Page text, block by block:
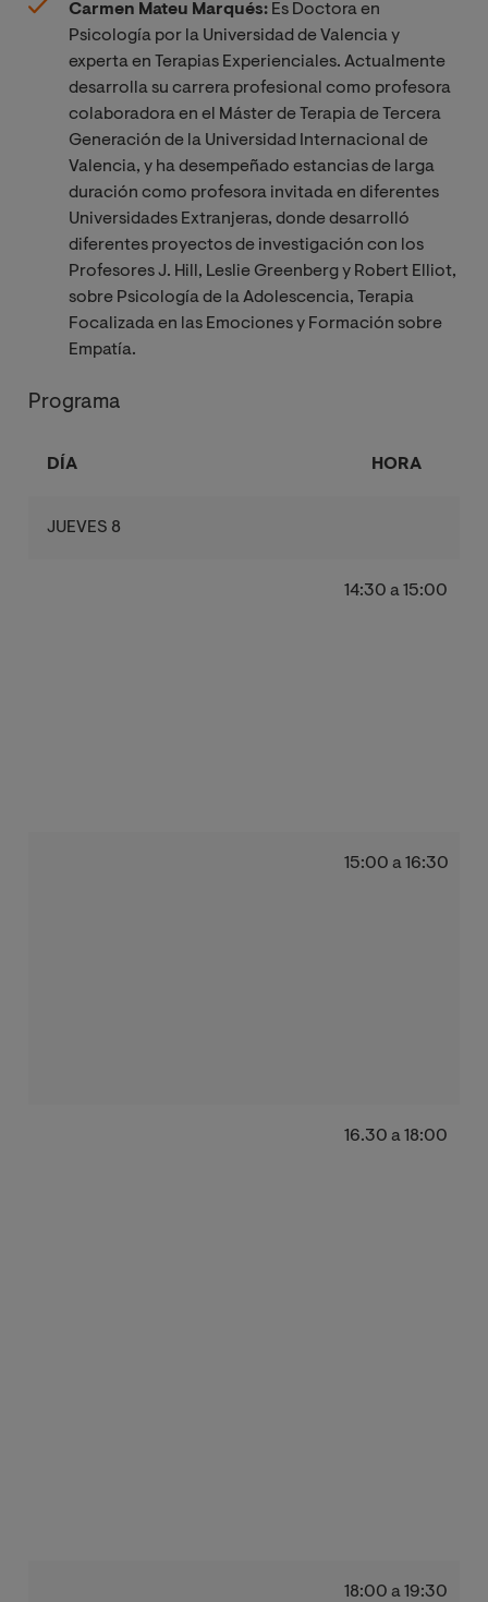
Carmen Mateu Marqués: Es Doctora en
Psicología por la Universidad de Valencia y
experta en Terapias Experienciales. Actualmente
desarrolla su carrera profesional como profesora
colaboradora en el Máster de Terapia de Tercera
Generación de la Universidad Internacional de
Valencia, y ha desempeñado estancias de larga
duración como profesora invitada en diferentes
Universidades Extranjeras, donde desarrolló
diferentes proyectos de investigación con los
Profesores J. Hill, Leslie Greenberg y Robert Elliot,
sobre Psicología de la Adolescencia, Terapia
Focalizada en las Emociones y Formación sobre
Empatía.
Programa
DÍA HORA
JUEVES 8
14:30 a 15:00
15:00 a 16:30
16.30 a 18:00
18:00 a 19:30